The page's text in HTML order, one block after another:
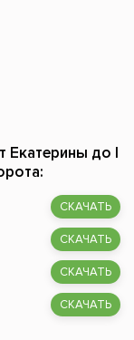
Екатерины до I
СКАЧАТЬ
СКАЧАТЬ
СКАЧАТЬ
СКАЧАТЬ